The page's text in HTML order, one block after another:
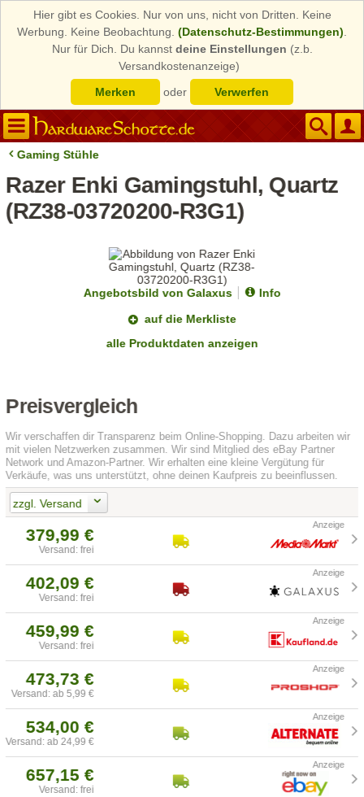
Hier gibt es Cookies. Nur von uns, nicht von Dritten. Keine
Werbung. Keine Beobachtung. (Datenschutz-Bestimmungen)
Nur für Dich. Du kannst deine Einstellungen (z.b.
Versandkostenanzeige)
Merken
oder Verwerfen
Gaming Stühle
Razer Enki Gamingstuhl, Quartz
(RZ38-03720200-R3G1)
Angebotsbild von Galaxus
Info
auf die Merkliste
alle Produktdaten anzeigen
Preisvergleich
Wir verschaffen dir Transparenz beim Online-Shopping. Dazu arbeiten wir
mit vielen Netzwerken zusammen. Wir sind Mitglied des eBay Partner
Network und Amazon-Partner. Wir erhalten eine kleine Vergütung für
Verkäufe, was uns unterstützt, ohne deinen Kaufpreis zu beeinflussen.
zzgl. Versand
379,99 €
Versand: frei
402,09 €
Versand: frei
459,99 €
Versand: frei
473,73 €
Versand: ab 5,99 €
534,00 €
Versand: ab 24,99 €
657,15 €
Versand: frei